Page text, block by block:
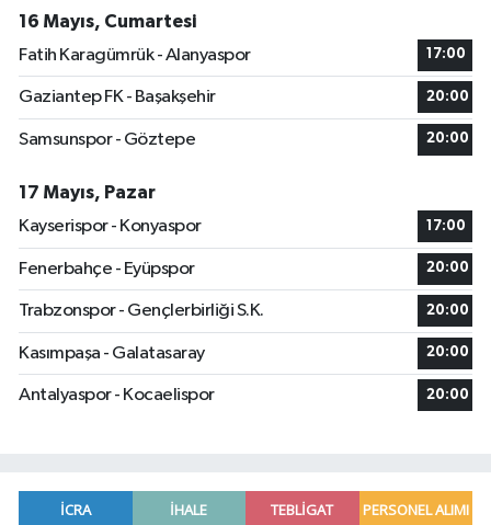
16 Mayıs, Cumartesi
Fatih Karagümrük - Alanyaspor
17:00
Gaziantep FK - Başakşehir 20:00
Samsunspor - Göztepe 20:00
17 Mayıs, Pazar
Kayserispor - Konyaspor
17:00
Fenerbahçe - Eyüpspor 20:00
Trabzonspor - Gençlerbirliği S.K. 20:00
Kasımpaşa - Galatasaray 20:00
Antalyaspor - Kocaelispor 20:00